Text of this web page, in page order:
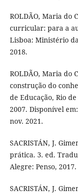
ROLDÃO, Maria do
curricular: para a
Lisboa: Ministério
2018.
ROLDÃO, Maria do
construção do
de Educação, Rio
2007. Disponível em:
nov. 2021.
SACRISTÁN, J.
prática. 3. ed.
Alegre: Penso, 2017.
SACRISTÁN, J.